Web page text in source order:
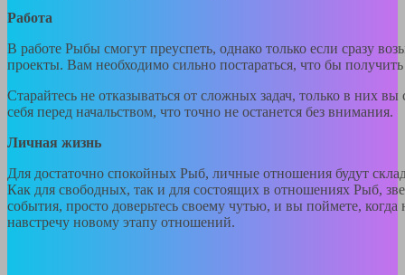
Работа
В работе Рыбы смогут преуспеть, однако только если сразу
проекты. Вам необходимо сильно постараться, что бы
Старайтесь не отказываться от сложных задач, только в них
себя перед начальством, что точно не останется без внимания.
Личная жизнь
Для достаточно спокойных Рыб, личные отношения будут
Как для свободных, так и для состоящих в отношениях Рыб,
события, просто доверьтесь своему чутью, и вы поймете,
навстречу новому этапу отношений.